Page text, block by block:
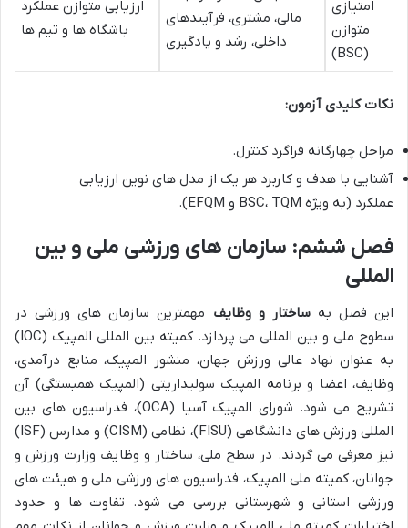
امتیازی
متوازن
(BSC)
مالی، مشتری، فرآیندهای
داخلی، رشد و یادگیری
ارزیابی متوازن عملکرد
باشگاه ها و تیم ها
نکات کلیدی آزمون:
مراحل چهارگانه فراگرد کنترل.
آشنایی با هدف و کاربرد هر یک از مدل های نوین ارزیابی
عملکرد (به ویژه BSC، TQM و EFQM).
فصل ششم: سازمان های ورزشی ملی و بین
المللی
این فصل بهساختار و وظایف مهمترین سازمان های ورزشی در
سطوح ملی و بین المللی می پردازد. کمیته بین المللی المپیک (IOC)
به عنوان نهاد عالی ورزش جهان، منشور المپیک، منابع درآمدی،
وظایف، اعضا و برنامه المپیک سولیداریتی (المپیک همبستگی) آن
تشریح می شود. شورای المپیک آسیا (OCA)، فدراسیون های بین
المللی ورزش های دانشگاهی (FISU)، نظامی (CISM) و مدارس (ISF)
نیز معرفی می گردند. در سطح ملی، ساختار و وظایف وزارت ورزش و
جوانان، کمیته ملی المپیک، فدراسیون های ورزشی ملی و هیئت های
ورزشی استانی و شهرستانی بررسی می شود. تفاوت ها و حدود